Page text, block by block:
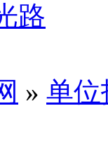
路
» 单位